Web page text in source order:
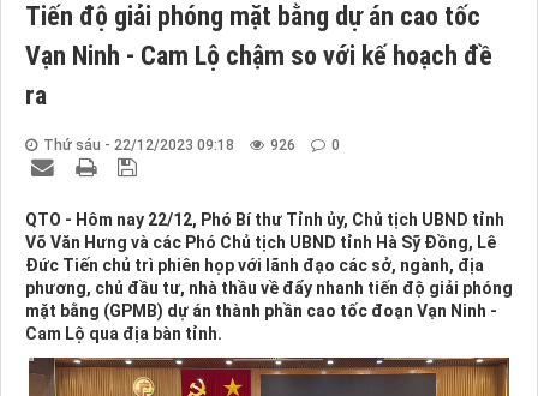
Tiến độ giải phóng mặt bằng dự án cao tốc
Vạn Ninh - Cam Lộ chậm so với kế hoạch đề
ra
Thứ sáu - 22/12/2023 09:18 926 0
QTO - Hôm nay 22/12, Phó Bí thư Tỉnh ủy, Chủ tịch UBND tỉnh
Võ Văn Hưng và các Phó Chủ tịch UBND tỉnh Hà Sỹ Đồng, Lê
Đức Tiến chủ trì phiên họp với lãnh đạo các sở, ngành, địa
phương, chủ đầu tư, nhà thầu về đẩy nhanh tiến độ giải phóng
mặt bằng (GPMB) dự án thành phần cao tốc đoạn Vạn Ninh -
Cam Lộ qua địa bàn tỉnh.